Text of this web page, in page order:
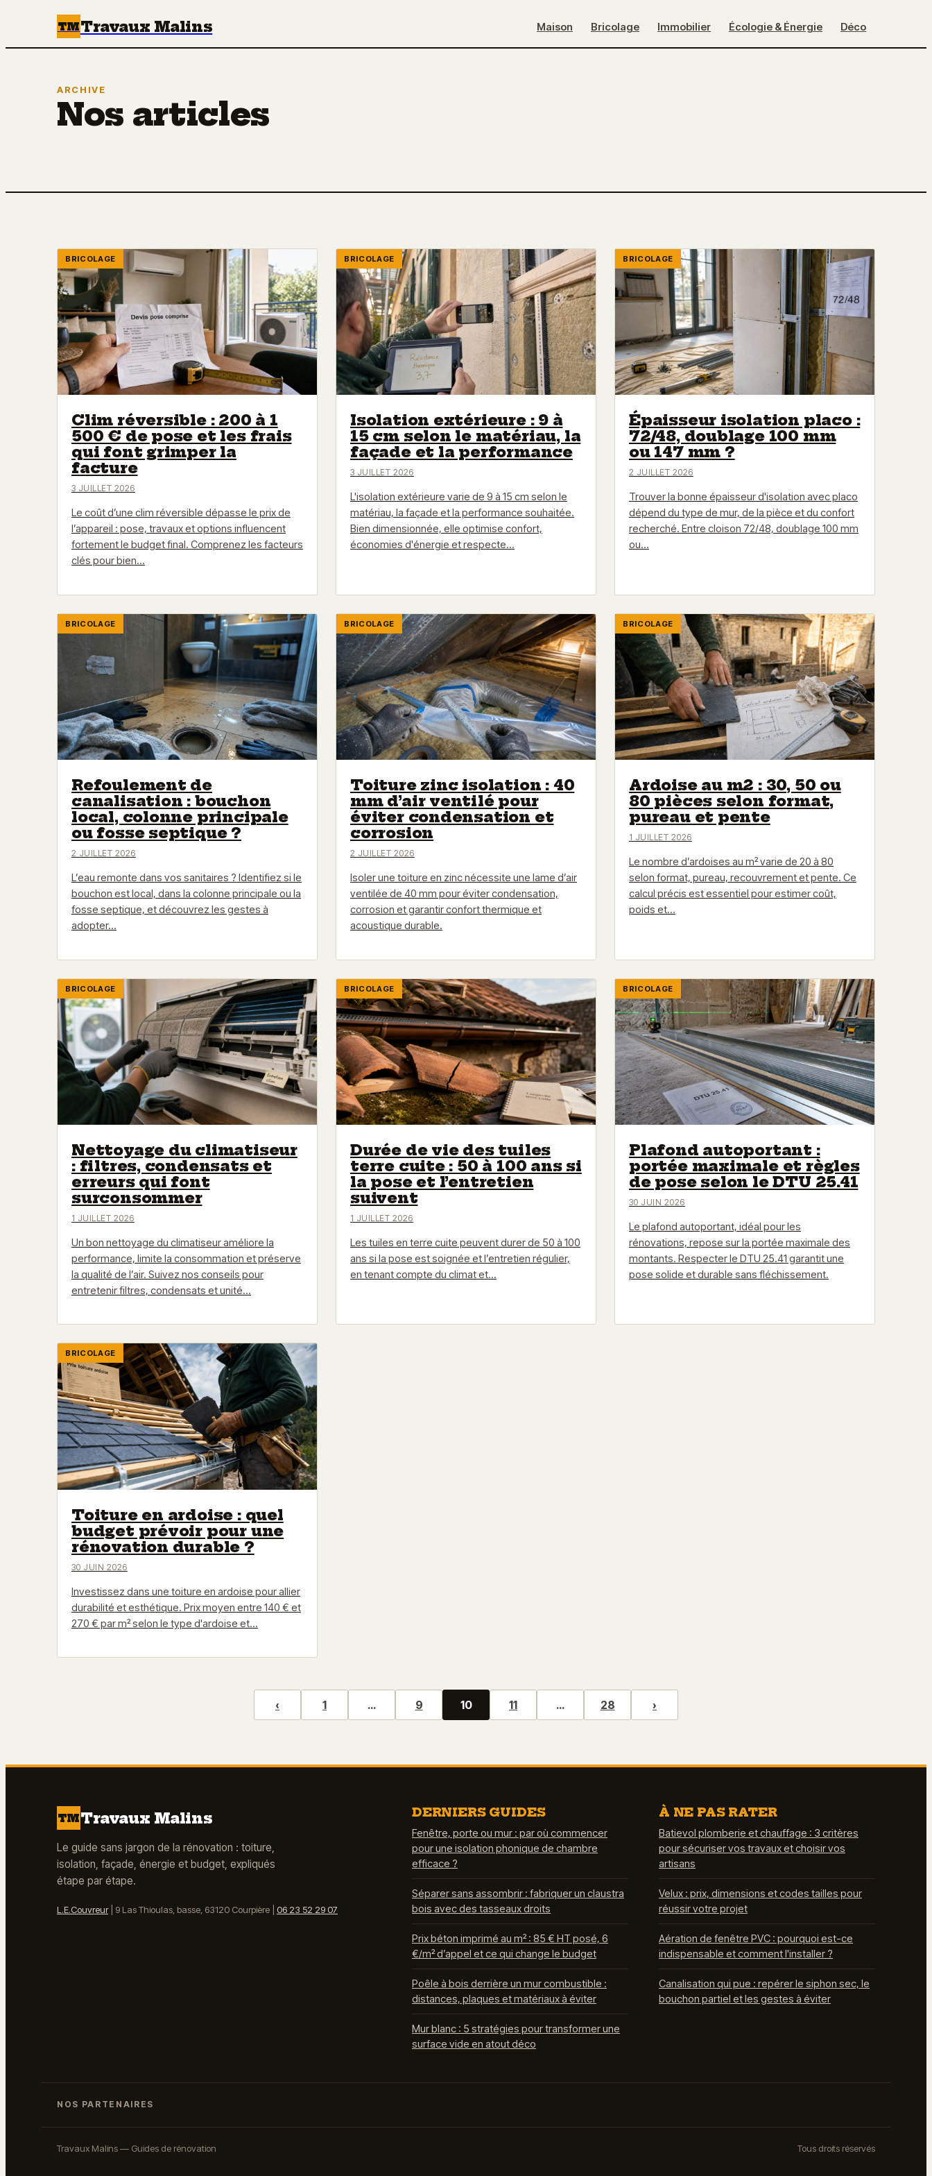
TMTravaux Malins Maison Bricolage Immobilier Écologie & Énergie Déco
ARCHIVE
Nos articles
BRICOLAGE
Clim réversible : 200 à 1
500 € de pose et les frais
qui font grimper la
facture
3 JUILLET 2026
Le coût d’une clim réversible dépasse le prix de
l’appareil : pose, travaux et options influencent
fortement le budget final. Comprenez les facteurs
clés pour bien…
BRICOLAGE
Isolation extérieure : 9 à
15 cm selon le matériau, la
façade et la performance
3 JUILLET 2026
L'isolation extérieure varie de 9 à 15 cm selon le
matériau, la façade et la performance souhaitée.
Bien dimensionnée, elle optimise confort,
économies d'énergie et respecte…
BRICOLAGE
Épaisseur isolation placo :
72/48, doublage 100 mm
ou 147 mm ?
2 JUILLET 2026
Trouver la bonne épaisseur d'isolation avec placo
dépend du type de mur, de la pièce et du confort
recherché. Entre cloison 72/48, doublage 100 mm
ou…
BRICOLAGE
Refoulement de
canalisation : bouchon
local, colonne principale
ou fosse septique ?
2 JUILLET 2026
L’eau remonte dans vos sanitaires ? Identifiez si le
bouchon est local, dans la colonne principale ou la
fosse septique, et découvrez les gestes à
adopter…
BRICOLAGE
Toiture zinc isolation : 40
mm d’air ventilé pour
éviter condensation et
corrosion
2 JUILLET 2026
Isoler une toiture en zinc nécessite une lame d’air
ventilée de 40 mm pour éviter condensation,
corrosion et garantir confort thermique et
acoustique durable.
BRICOLAGE
Ardoise au m2 : 30, 50 ou
80 pièces selon format,
pureau et pente
1 JUILLET 2026
Le nombre d’ardoises au m² varie de 20 à 80
selon format, pureau, recouvrement et pente. Ce
calcul précis est essentiel pour estimer coût,
poids et…
BRICOLAGE
Nettoyage du climatiseur
: filtres, condensats et
erreurs qui font
surconsommer
1 JUILLET 2026
Un bon nettoyage du climatiseur améliore la
performance, limite la consommation et préserve
la qualité de l’air. Suivez nos conseils pour
entretenir filtres, condensats et unité…
BRICOLAGE
Durée de vie des tuiles
terre cuite : 50 à 100 ans si
la pose et l’entretien
suivent
1 JUILLET 2026
Les tuiles en terre cuite peuvent durer de 50 à 100
ans si la pose est soignée et l’entretien régulier,
en tenant compte du climat et…
BRICOLAGE
Plafond autoportant :
portée maximale et règles
de pose selon le DTU 25.41
30 JUIN 2026
Le plafond autoportant, idéal pour les
rénovations, repose sur la portée maximale des
montants. Respecter le DTU 25.41 garantit une
pose solide et durable sans fléchissement.
BRICOLAGE
Toiture en ardoise : quel
budget prévoir pour une
rénovation durable ?
30 JUIN 2026
Investissez dans une toiture en ardoise pour allier
durabilité et esthétique. Prix moyen entre 140 € et
270 € par m² selon le type d'ardoise et…
‹ 1 … 9 10 11 … 28 ›
TMTravaux Malins
Le guide sans jargon de la rénovation : toiture,
isolation, façade, énergie et budget, expliqués
étape par étape.
L.E.Couvreur| 9 Las Thioulas, basse, 63120 Courpière 06 23 52 29 07
DERNIERS GUIDES
Fenêtre, porte ou mur : par où commencer
pour une isolation phonique de chambre
efficace ?
Séparer sans assombrir : fabriquer un claustra
bois avec des tasseaux droits
Prix béton imprimé au m² : 85 € HT posé, 6
€/m² d’appel et ce qui change le budget
Poêle à bois derrière un mur combustible :
distances, plaques et matériaux à éviter
Mur blanc : 5 stratégies pour transformer une
surface vide en atout déco
À NE PAS RATER
Batievol plomberie et chauffage : 3 critères
pour sécuriser vos travaux et choisir vos
artisans
Velux : prix, dimensions et codes tailles pour
réussir votre projet
Aération de fenêtre PVC : pourquoi est-ce
indispensable et comment l'installer ?
Canalisation qui pue : repérer le siphon sec, le
bouchon partiel et les gestes à éviter
NOS PARTENAIRES
Travaux Malins — Guides de rénovation Tous droits réservés